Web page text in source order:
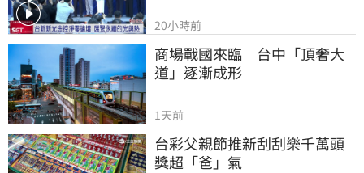
20小時前
商場戰國來臨　台中「頂奢大
道」逐漸成形
1天前
台彩父親節推新刮刮樂千萬頭
獎超「爸」氣